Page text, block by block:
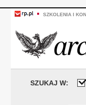
SZKOLENIA I
SZUKAJ W: